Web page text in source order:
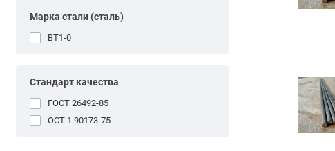
Марка стали (сталь)
ВТ1-0
Стандарт качества
ГОСТ 26492-85
ОСТ 1 90173-75